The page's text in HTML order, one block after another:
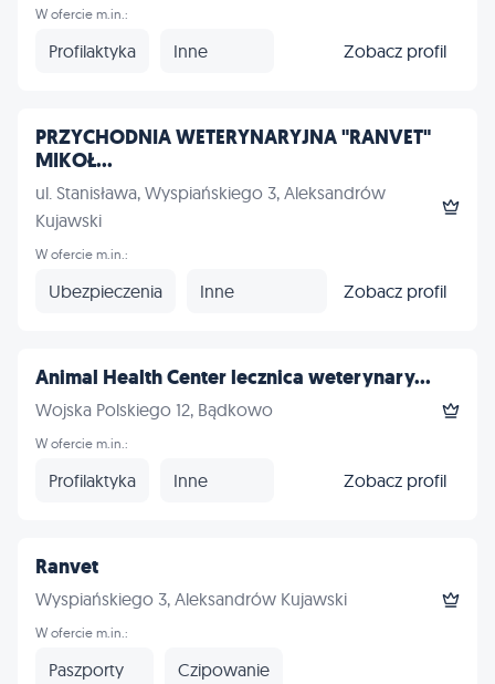
W ofercie m.in.:
Profilaktyka Inne Zobacz profil
PRZYCHODNIA WETERYNARYJNA "RANVET"
MIKOŁ...
ul. Stanisława, Wyspiańskiego 3, Aleksandrów
Kujawski
W ofercie m.in.:
Ubezpieczenia Inne Zobacz profil
Animal Health Center lecznica weterynary...
Wojska Polskiego 12, Bądkowo
W ofercie m.in.:
Profilaktyka Inne Zobacz profil
Ranvet
Wyspiańskiego 3, Aleksandrów Kujawski
W ofercie m.in.:
Paszporty Czipowanie